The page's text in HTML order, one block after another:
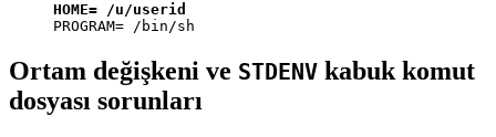
HOME= /u/userid
PROGRAM= /bin/sh
Ortam değişkeni ve STDENV kabuk komut
dosyası sorunları